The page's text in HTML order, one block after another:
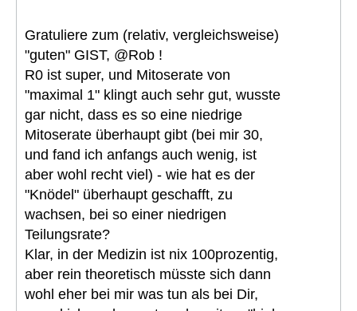
Gratuliere zum (relativ, vergleichsweise)
"guten" GIST, @Rob !
R0 ist super, und Mitoserate von
"maximal 1" klingt auch sehr gut, wusste
gar nicht, dass es so eine niedrige
Mitoserate überhaupt gibt (bei mir 30,
und fand ich anfangs auch wenig, ist
aber wohl recht viel) - wie hat es der
"Knödel" überhaupt geschafft, zu
wachsen, bei so einer niedrigen
Teilungsrate?
Klar, in der Medizin ist nix 100prozentig,
aber rein theoretisch müsste sich dann
wohl eher bei mir was tun als bei Dir,